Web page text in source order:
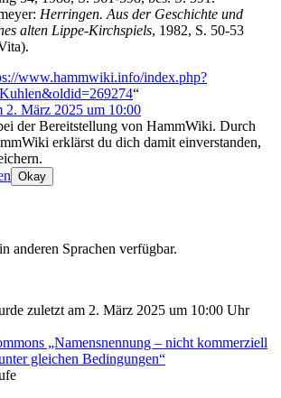
Herringen. Aus der Geschichte und
alten Lippe-Kirchspiels, 1982, S. 50-53
www.hammwiki.info/index.php?
“
2. März 2025 um 10:00
der Bereitstellung von HammWiki. Durch
erklärst du dich damit einverstanden,
Okay
anderen Sprachen verfügbar.
zuletzt am 2. März 2025 um 10:00 Uhr
„Namensnennung – nicht kommerziell
gleichen Bedingungen“